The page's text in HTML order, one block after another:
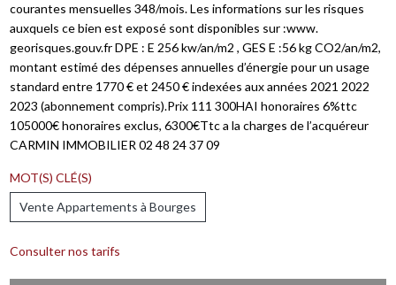
courantes mensuelles 348/mois. Les informations sur les risques
auxquels ce bien est exposé sont disponibles sur :www.
georisques.gouv.fr DPE : E 256 kw/an/m2 , GES E :56 kg CO2/an/m2,
montant estimé des dépenses annuelles d’énergie pour un usage
standard entre 1770 € et 2450 € indexées aux années 2021 2022
2023 (abonnement compris).Prix 111 300HAI honoraires 6%ttc
105000€ honoraires exclus, 6300€Ttc a la charges de l’acquéreur
CARMIN IMMOBILIER 02 48 24 37 09
MOT(S) CLÉ(S)
Vente Appartements à Bourges
Consulter nos tarifs